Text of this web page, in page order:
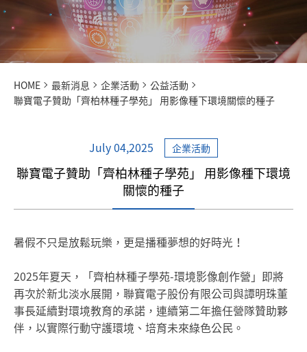
HOME 最新消息 企業活動
公益活動
聯寶電子贊助「齊柏林種子學苑」 用影像種下環境關懷的種子
July 04,2025 企業活動
聯寶電子贊助「齊柏林種子學苑」 用影像種下環境
關懷的種子
暑假不只是放鬆玩樂，更是播種夢想的好時光！
2025年夏天，「齊柏林種子學苑-環境影像創作營」即將
再次於新北淡水展開，聯寶電子股份有限公司與譚明珠董
事長延續對環境教育的承諾，連續第二年擔任營隊贊助夥
伴，以實際行動守護環境、培育未來綠色公民。